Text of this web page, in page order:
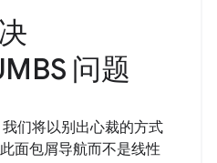
问题
们将以别出心裁的方式
面包屑导航而不是线性